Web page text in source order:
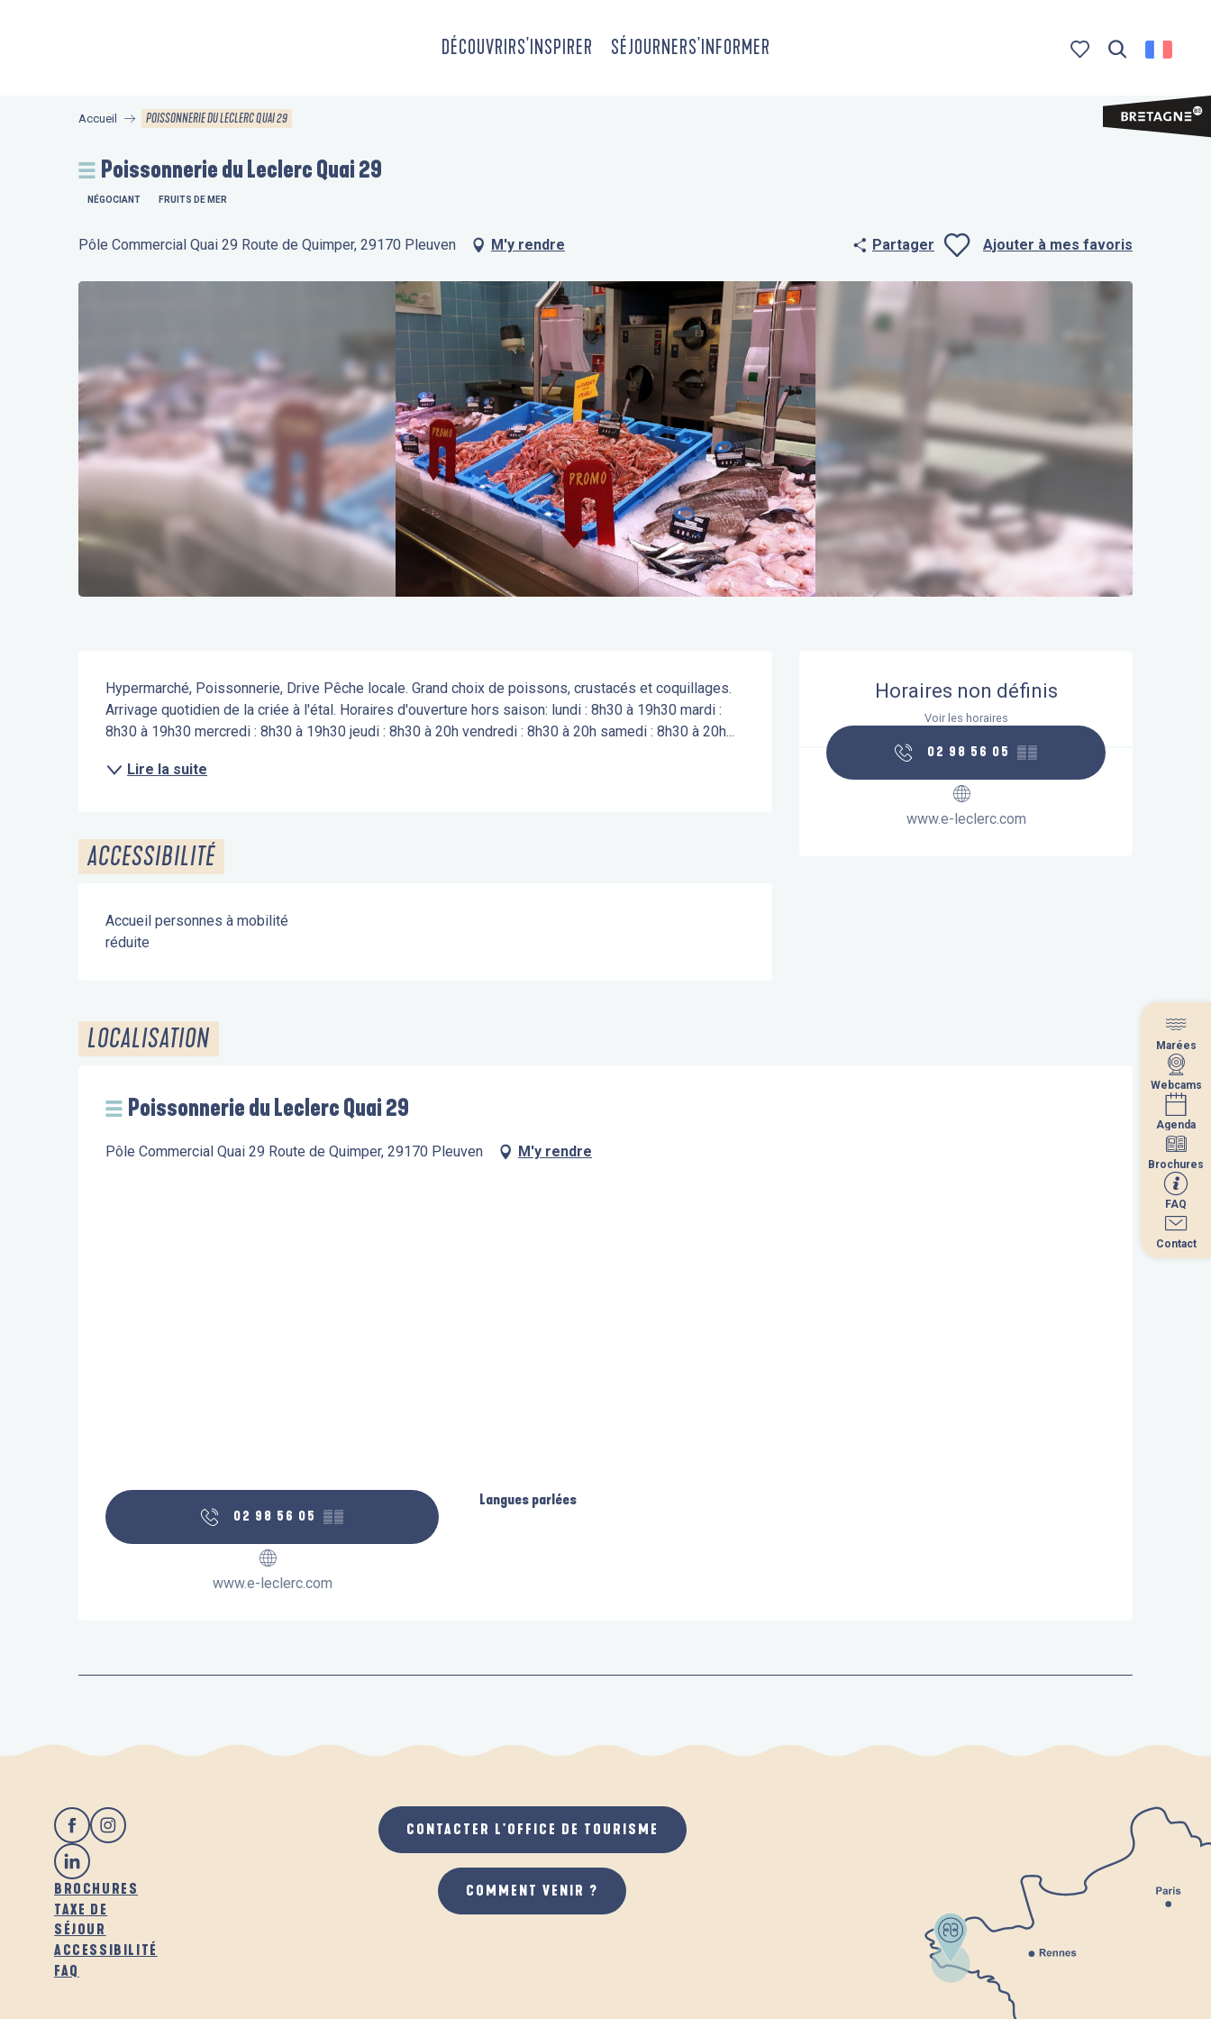
DÉCOUVRIRS'INSPIRER SÉJOURNERS'INFORMER
Marées
Webcams
Agenda
Brochures
FAQ
Contact
Accueil POISSONNERIE DU LECLERC QUAI 29
Poissonnerie du Leclerc Quai 29
NÉGOCIANT FRUITS DE MER
Pôle Commercial Quai 29 Route de Quimper, 29170 Pleuven M'y rendre Partager
Ajouter aux
Ajouter à mes favoris
Ouverture et coordonnées
Horaires non définis
Voir les horaires
02 98 56 05 ▒▒
www.e-leclerc.com
Description
Hypermarché, Poissonnerie, Drive Pêche locale. Grand choix de poissons, crustacés et coquillages.
Arrivage quotidien de la criée à l'étal. Horaires d'ouverture hors saison: lundi : 8h30 à 19h30 mardi :
8h30 à 19h30 mercredi : 8h30 à 19h30 jeudi : 8h30 à 20h vendredi : 8h30 à 20h samedi : 8h30 à 20h...
Lire la suite
ACCESSIBILITÉ
Accueil personnes à mobilité
réduite
LOCALISATION
Poissonnerie du Leclerc Quai 29
Pôle Commercial Quai 29 Route de Quimper, 29170 Pleuven M'y rendre
02 98 56 05 ▒▒
www.e-leclerc.com
Langues parlées
Langues parlées
BROCHURES
TAXE DE
SÉJOUR
ACCESSIBILITÉ
FAQ
CONTACTER L'OFFICE DE TOURISME
COMMENT VENIR ?